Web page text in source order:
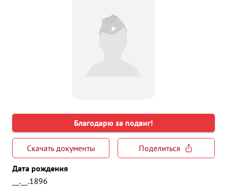
Благодарю за подвиг!
Скачать документы
Поделиться
Дата рождения
__.__.1896